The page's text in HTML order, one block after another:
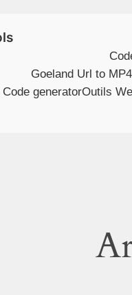
Goeland Url to
generatorOutils